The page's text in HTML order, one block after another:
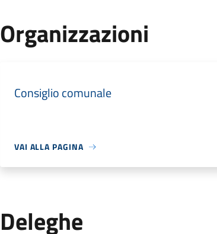
Organizzazioni
Consiglio comunale
VAI ALLA PAGINA
Deleghe